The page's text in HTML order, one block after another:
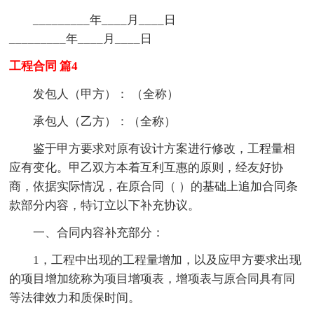
_________年____月____日
_________年____月____日
工程合同 篇4
发包人（甲方）： （全称）
承包人（乙方）：（全称）
鉴于甲方要求对原有设计方案进行修改，工程量相
应有变化。甲乙双方本着互利互惠的原则，经友好协
商，依据实际情况，在原合同（ ）的基础上追加合同条
款部分内容，特订立以下补充协议。
一、合同内容补充部分：
1，工程中出现的工程量增加，以及应甲方要求出现
的项目增加统称为项目增项表，增项表与原合同具有同
等法律效力和质保时间。